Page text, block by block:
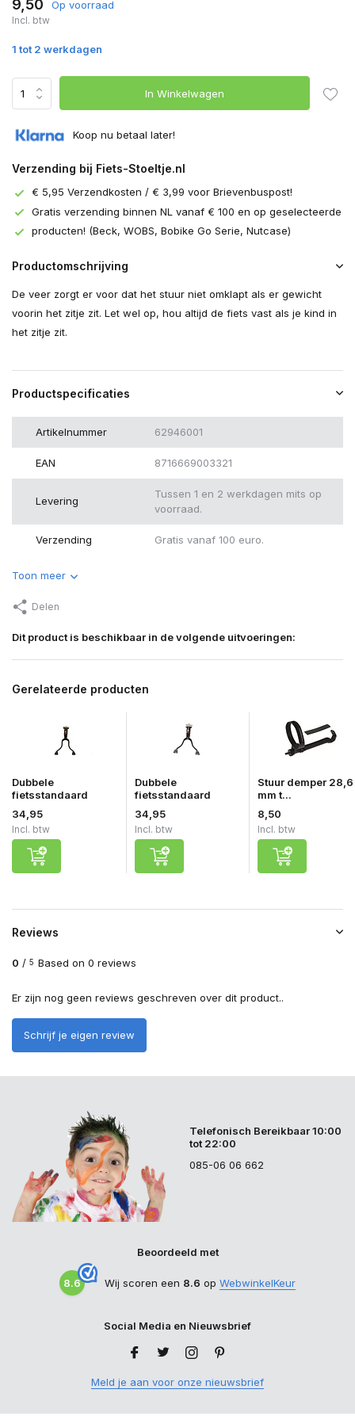
9,50 Op voorraad
Incl. btw
1 tot 2 werkdagen
In Winkelwagen
Koop nu betaal later!
Verzending bij Fiets-Stoeltje.nl
€ 5,95 Verzendkosten / € 3,99 voor Brievenbuspost!
Gratis verzending binnen NL vanaf € 100 en op geselecteerde
producten! (Beck, WOBS, Bobike Go Serie, Nutcase)
Productomschrijving
De veer zorgt er voor dat het stuur niet omklapt als er gewicht
voorin het zitje zit. Let wel op, hou altijd de fiets vast als je kind in
het zitje zit.
Productspecificaties
Artikelnummer 62946001
EAN 8716669003321
Levering
Tussen 1 en 2 werkdagen mits op
voorraad.
Verzending Gratis vanaf 100 euro.
Toon meer
Delen
Dit product is beschikbaar in de volgende uitvoeringen:
Gerelateerde producten
Dubbele
fietsstandaard
34,95
Incl. btw
Dubbele
fietsstandaard
34,95
Incl. btw
Stuur demper 28,6
mm t...
8,50
Incl. btw
Reviews
0 / 5 Based on 0 reviews
Er zijn nog geen reviews geschreven over dit product..
Schrijf je eigen review
Telefonisch Bereikbaar 10:00
tot 22:00
085-06 06 662
Beoordeeld met
8.6 Wij scoren een 8.6 op WebwinkelKeur
Social Media en Nieuwsbrief
Meld je aan voor onze nieuwsbrief